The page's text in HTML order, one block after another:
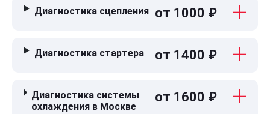
Диагностика сцепления от 1000 ₽
Диагностика стартера от 1400 ₽
Диагностика системы
охлаждения в Москве
от 1600 ₽